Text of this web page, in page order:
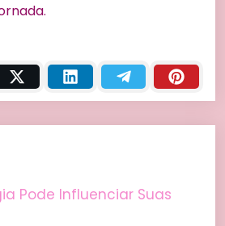
Pode Influenciar Suas